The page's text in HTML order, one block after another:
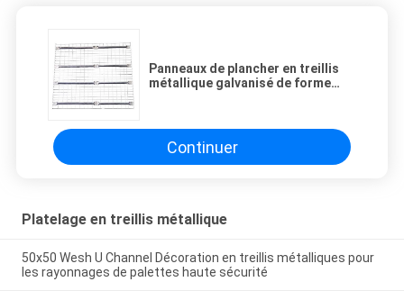
Panneaux de plancher en treillis
métallique galvanisé de forme
Continuer
Platelage en treillis métallique
50x50 Wesh U Channel Décoration en treillis métalliques pour
les rayonnages de palettes haute sécurité